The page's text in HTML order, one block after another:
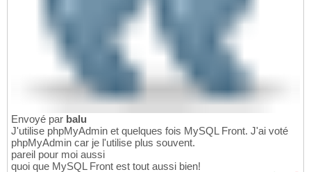
Envoyé par balu
J'utilise phpMyAdmin et quelques fois MySQL Front. J'ai voté
phpMyAdmin car je l'utilise plus souvent.
pareil pour moi aussi
quoi que MySQL Front est tout aussi bien!